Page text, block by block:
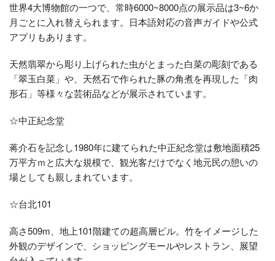
世界4大博物館の一つで、常時6000~8000点の展示品は3~6か
月ごとに入れ替えられます。日本語対応の音声ガイドや公式
アプリもあります。
天然翡翠から彫り上げられた虫がとまった白菜の彫刻である
「翠玉白菜」や、天然石で作られた豚の角煮を再現した「肉
形石」等様々な芸術品などが展示されています。
☆中正紀念堂
蒋介石を記念し1980年に建てられた中正紀念堂は敷地面積25
万平方ｍと広大な規模で、観光客だけでなく地元民の憩いの
場としても親しまれています。
☆台北101
高さ509m、地上101階建ての超高層ビル。竹をイメージした
外観のデザインで、ショッピングモールやレストラン、展望